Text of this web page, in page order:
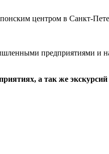
центром в Санкт-
предприятиями и
а так же